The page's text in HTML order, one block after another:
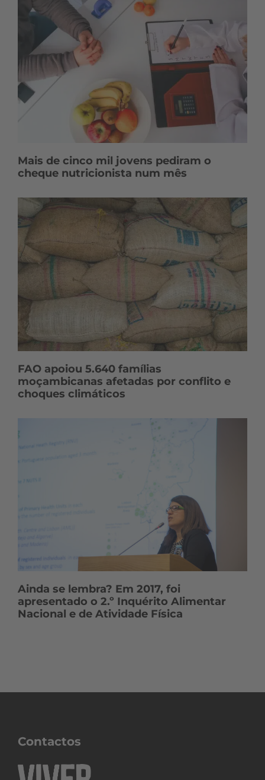
Mais de cinco mil jovens pediram o
cheque nutricionista num mês
FAO apoiou 5.640 famílias
moçambicanas afetadas por conflito e
choques climáticos
Ainda se lembra? Em 2017, foi
apresentado o 2.º Inquérito Alimentar
Nacional e de Atividade Física
Contactos